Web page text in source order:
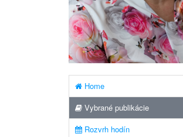
Home
Vybrané publikácie
Rozvrh hodín